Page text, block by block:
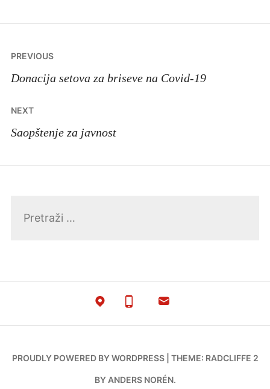
Navigacija
članaka
PREVIOUS
Donacija setova za briseve na Covid-19
NEXT
Saopštenje za javnost
PROUDLY POWERED BY WORDPRESS THEME: RADCLIFFE 2
BY ANDERS NORÉN.